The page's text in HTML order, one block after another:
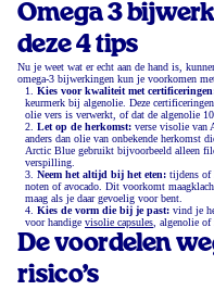
Omega 3
deze 4 tips
Nu je weet wat er echt aan de hand is,
omega-3 bijwerkingen kun je voorkomen
Kies voor kwaliteit met
keurmerk bij algenolie. Deze
olie vers is verwerkt, of dat de algenolie
Let op de herkomst: verse visolie van
anders dan olie van onbekende herkomst
Arctic Blue gebruikt bijvoorbeeld alleen
verspilling.
Neem het altijd bij het eten: tijdens of
noten of avocado. Dit voorkomt
maag als je daar gevoelig voor bent.
Kies de vorm die bij je past: vind je
voor handige visolie capsules, algenolie of
De voordelen
risico’s